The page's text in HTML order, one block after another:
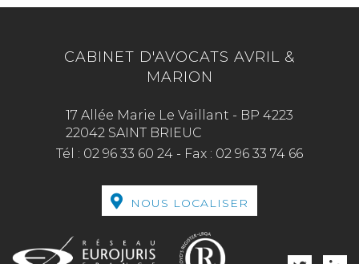
CABINET D'AVOCATS AVRIL &
MARION
17 Allée Marie Le Vaillant - BP 4223
22042 SAINT BRIEUC
Tél : 02 96 33 60 24 - Fax : 02 96 33 74 66
NOUS LOCALISER